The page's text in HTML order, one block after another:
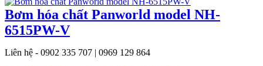
Bơm hóa chất Panworld model NH-
6515PW-V
Liên hệ - 0902 335 707 | 0969 129 864